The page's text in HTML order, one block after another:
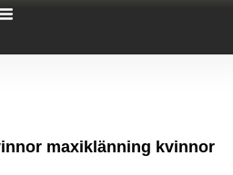
maxiklänning kvinnor